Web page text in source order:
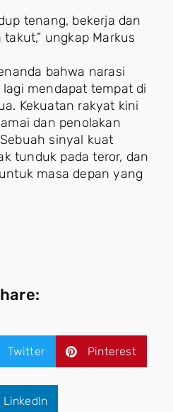
tenang, bekerja dan
ungkap Markus
bahwa narasi
mendapat tempat di
Kekuatan rakyat kini
dan penolakan
sinyal kuat
tunduk pada teror, dan
masa depan yang
Twitter Pinterest
LinkedIn